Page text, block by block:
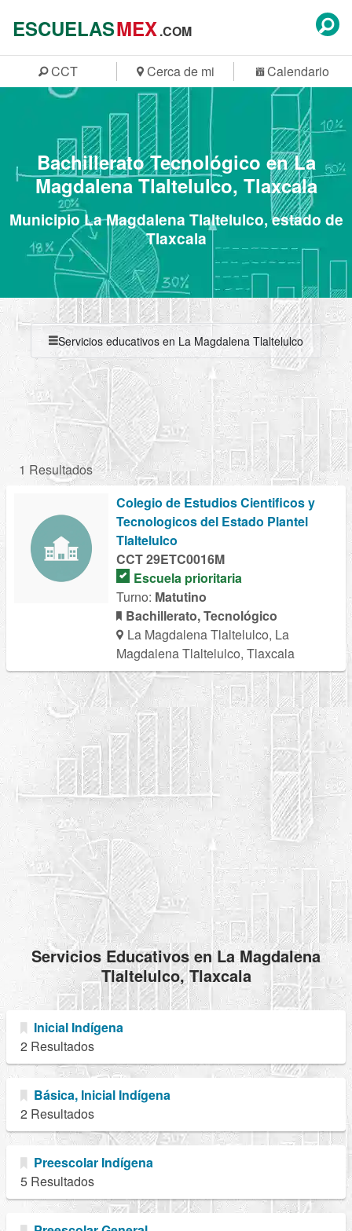
ESCUELASMEX.COM
CCT Cerca de mi Calendario
Bachillerato Tecnológico en La
Magdalena Tlaltelulco, Tlaxcala
Municipio La Magdalena Tlaltelulco, estado de
Tlaxcala
Servicios educativos en La Magdalena Tlaltelulco
1 Resultados
Colegio de Estudios Cientificos y
Tecnologicos del Estado Plantel
Tlaltelulco
CCT 29ETC0016M
Escuela prioritaria
Turno: Matutino
Bachillerato, Tecnológico
La Magdalena Tlaltelulco, La
Magdalena Tlaltelulco, Tlaxcala
Servicios Educativos en La Magdalena
Tlaltelulco, Tlaxcala
Inicial Indígena
2 Resultados
Básica, Inicial Indígena
2 Resultados
Preescolar Indígena
5 Resultados